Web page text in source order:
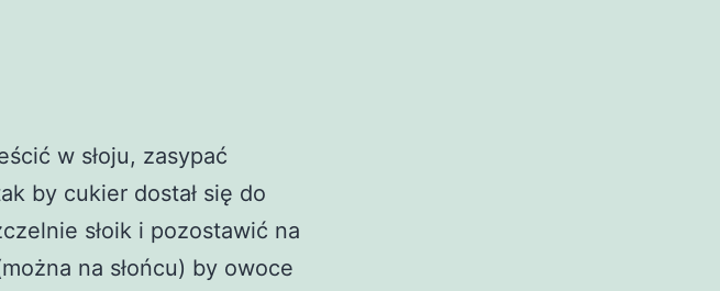
w słoju, zasypać
by cukier dostał się do
słoik i pozostawić na
na słońcu) by owoce